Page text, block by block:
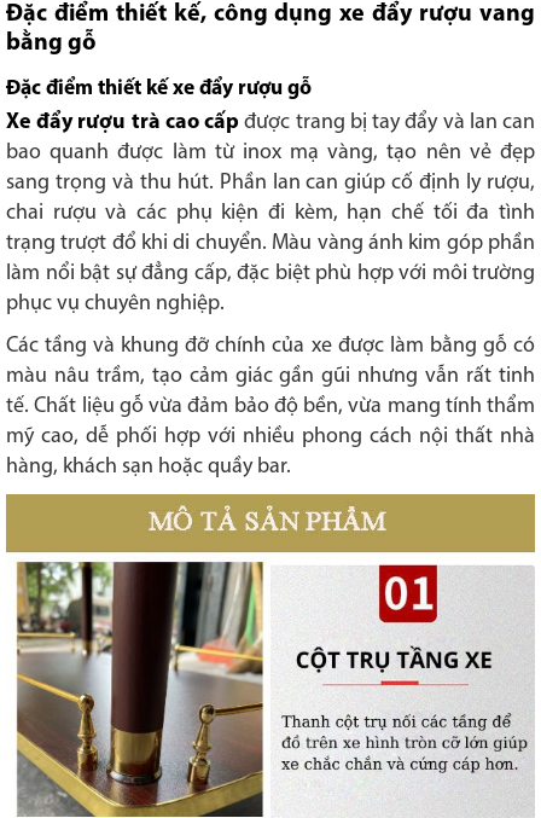
Đặc điểm thiết kế, công dụng xe đẩy rượu vang
bằng gỗ
Đặc điểm thiết kế xe đẩy rượu gỗ
Xe đẩy rượu trà cao cấp được trang bị tay đẩy và lan can
bao quanh được làm từ inox mạ vàng, tạo nên vẻ đẹp
sang trọng và thu hút. Phần lan can giúp cố định ly rượu,
chai rượu và các phụ kiện đi kèm, hạn chế tối đa tình
trạng trượt đổ khi di chuyển. Màu vàng ánh kim góp phần
làm nổi bật sự đẳng cấp, đặc biệt phù hợp với môi trường
phục vụ chuyên nghiệp.
Các tầng và khung đỡ chính của xe được làm bằng gỗ có
màu nâu trầm, tạo cảm giác gần gũi nhưng vẫn rất tinh
tế. Chất liệu gỗ vừa đảm bảo độ bền, vừa mang tính thẩm
mỹ cao, dễ phối hợp với nhiều phong cách nội thất nhà
hàng, khách sạn hoặc quầy bar.